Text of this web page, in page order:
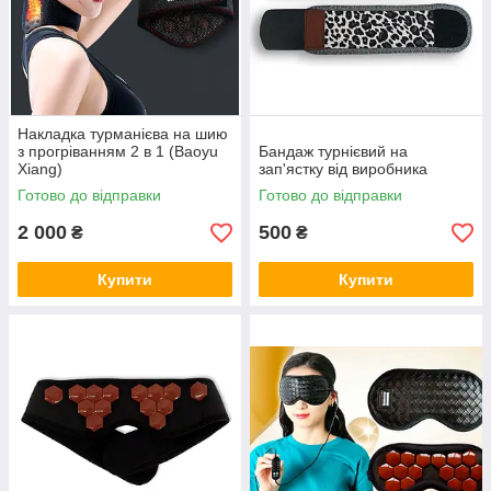
Накладка турманієва на шию
з прогріванням 2 в 1 (Baoyu
Xiang)
Готово до відправки
2 000 ₴
Купити
Бандаж турнієвий на
зап'ястку від виробника
Готово до відправки
500 ₴
Купити